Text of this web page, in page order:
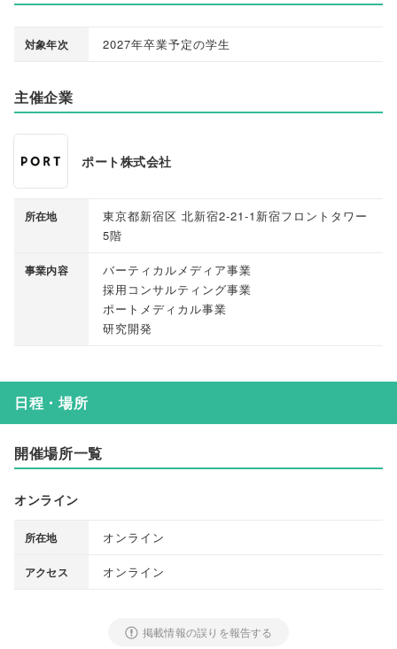
対象年次 2027年卒業予定の学生
主催企業
ポート株式会社
所在地
東京都新宿区 北新宿2-21-1新宿フロントタワー
5階
事業内容
バーティカルメディア事業
採用コンサルティング事業
ポートメディカル事業
研究開発
日程・場所
開催場所一覧
オンライン
所在地 オンライン
アクセス オンライン
掲載情報の誤りを報告する